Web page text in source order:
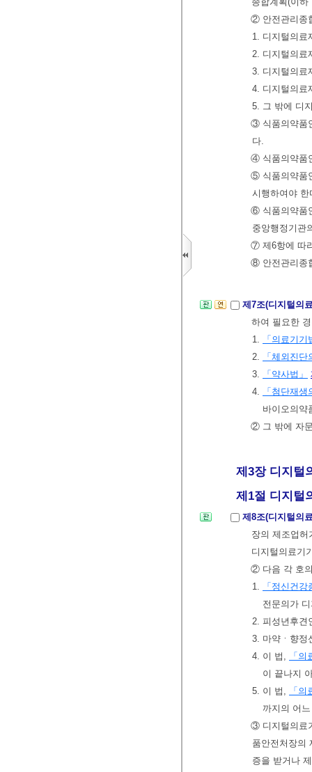
② 안전관리종
1. 디지털의료
2. 디지털의료
3. 디지털의료
4. 디지털의료
5. 그 밖에 디
③ 식품의약품
다.
④ 식품의약품
⑤ 식품의약품
시행하여야 한
⑥ 식품의약품
중앙행정기관
⑦ 제6항에 따
⑧ 안전관리종
제7조(디지털의
하여 필요한
1.
「의료기기
2.
「체외진
3.
「약사법」
4.
「첨단재
바이오의약
② 그 밖에 자
제3장 디지털
제1절 디지털의
제8조(디지털의
장의 제조업허
디지털의료기
② 다음 각 호
1.
「정신건
전문의가
2. 피성년후견
3. 마약ㆍ향정
4. 이 법,
「
이 끝나지
5. 이 법,
「
까지의 어
③ 디지털의료
품안전처장의
증을 받거나